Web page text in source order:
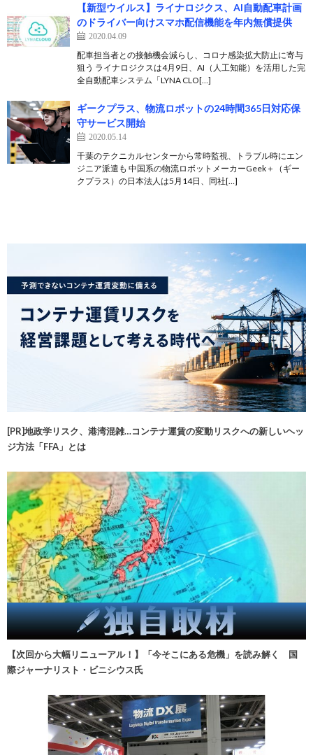
【新型ウイルス】ライナロジクス、AI自動配車計画
のドライバー向けスマホ配信機能を年内無償提供
2020.04.09
配車担当者との接触機会減らし、コロナ感染拡大防止に寄与
狙う ライナロジクスは4月9日、AI（人工知能）を活用した完
全自動配車システム「LYNA CLO[…]
ギークプラス、物流ロボットの24時間365日対応保
守サービス開始
2020.05.14
千葉のテクニカルセンターから常時監視、トラブル時にエン
ジニア派遣も 中国系の物流ロボットメーカーGeek＋（ギー
クプラス）の日本法人は5月14日、同社[…]
[PR]地政学リスク、港湾混雑…コンテナ運賃の変動リスクへの新しいヘッ
ジ方法「FFA」とは
【次回から大幅リニューアル！】「今そこにある危機」を読み解く 国
際ジャーナリスト・ビニシウス氏